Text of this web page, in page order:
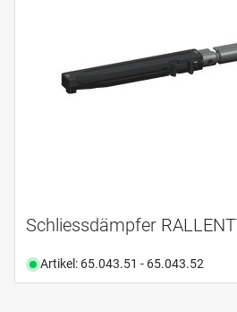
Schliessdämpfer
Artikel: 65.043.51 - 65.043.52